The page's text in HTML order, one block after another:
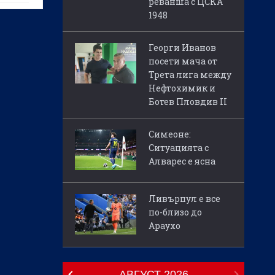
1948
Георги Иванов
посети мача от
Трета лига между
Нефтохимик и
Ботев Пловдив II
Симеоне:
Ситуацията с
Алварес е ясна
Ливърпул е все
по-близо до
Араухо